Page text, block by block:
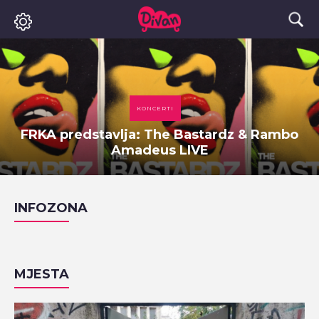
KONCERTI
FRKA predstavlja: The Bastardz & Rambo
Amadeus LIVE
INFOZONA
MJESTA